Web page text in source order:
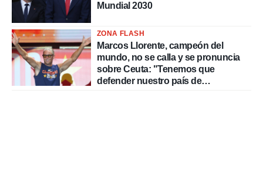
Mundial 2030
ZONA FLASH
Marcos Llorente, campeón del
mundo, no se calla y se pronuncia
sobre Ceuta: "Tenemos que
defender nuestro país de